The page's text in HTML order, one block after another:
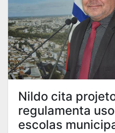
Nildo cita
regulamenta
escolas